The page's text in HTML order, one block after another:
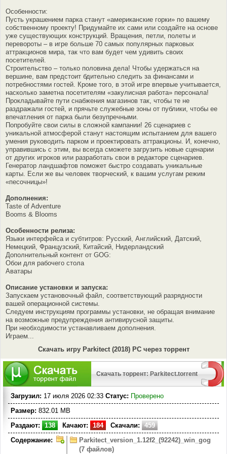
Особенности:
Пусть украшением парка станут «американские горки» по вашему
собственному проекту! Придумайте их сами или создайте на основе
уже существующих конструкций. Вращения, петли, полеты и
перевороты – в игре больше 70 самых популярных парковых
аттракционов мира, так что вам будет чем удивить своих
посетителей.
Строительство – только половина дела! Чтобы удержаться на
вершине, вам предстоит бдительно следить за финансами и
потребностями гостей. Кроме того, в этой игре впервые учитывается,
насколько заметна посетителям «закулисная работа» персонала!
Прокладывайте пути снабжения магазинов так, чтобы те не
раздражали гостей, и прячьте служебные зоны от публики, чтобы ее
впечатления от парка были безупречными.
Попробуйте свои силы в сложной кампании! 26 сценариев с
уникальной атмосферой станут настоящим испытанием для вашего
умения руководить парком и проектировать аттракционы. И, конечно,
управившись с этим, вы всегда сможете загрузить новые сценарии
от других игроков или разработать свои в редакторе сценариев.
Генератор ландшафтов поможет быстро создавать уникальные
карты. Если же вы человек творческий, к вашим услугам режим
«песочницы»!
Дополнения:
Taste of Adventure
Booms & Blooms
Особенности релиза:
Языки интерфейса и субтитров: Русский, Английский, Датский,
Немецкий, Французский, Китайсий, Нидерландский
Дополнительный контент от GOG:
Обои для рабочего стола
Аватары
Описание установки и запуска:
Запускаем установочный файл, соответствующий разрядности
вашей операционной системы.
Следуем инструкциям программы установки, не обращая внимание
на возможные предупреждения антивирусной защиты.
При необходимости устанавливаем дополнения.
Играем...
Скачать игру Parkitect (2018) PC через торрент
Скачать торрент: Parkitect.torrent
Загрузил: 17 июля 2026 02:33 Статус: Проверено
Размер: 832.01 MB
Раздают:
138 Качают: 184 Скачали:
459
Содержание:
Parkitect_version_1.12f2_(92242)_win_gog
(7 файлов)